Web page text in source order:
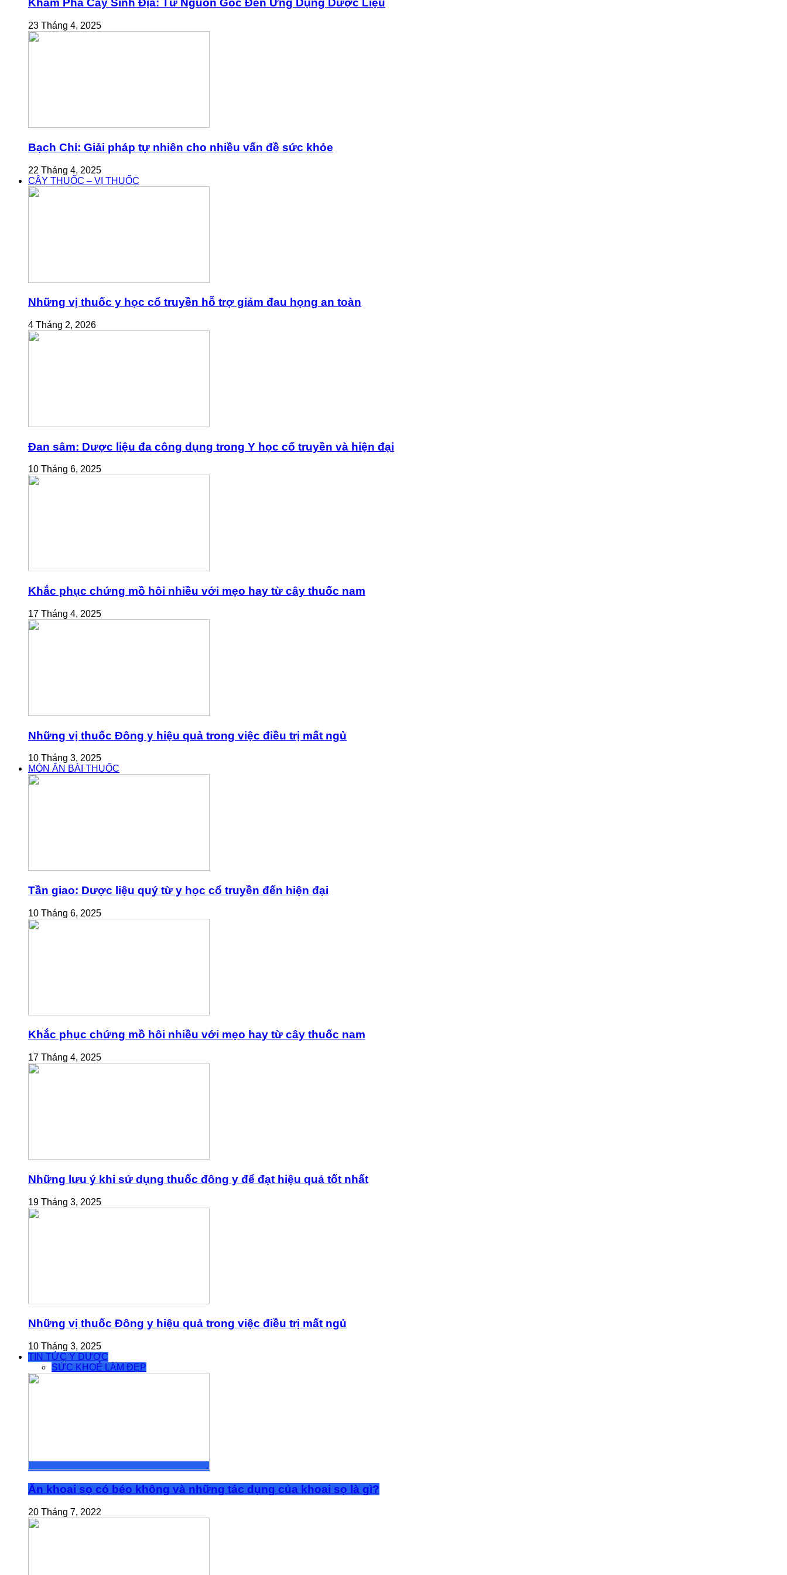
Khám Phá Cây Sinh Địa: Từ Nguồn Gốc Đến Ứng Dụng Dược Liệu
23 Tháng 4, 2025
Bạch Chỉ: Giải pháp tự nhiên cho nhiều vấn đề sức khỏe
22 Tháng 4, 2025
CÂY THUỐC – VỊ THUỐC
Những vị thuốc y học cổ truyền hỗ trợ giảm đau họng an toàn
4 Tháng 2, 2026
Đan sâm: Dược liệu đa công dụng trong Y học cổ truyền và hiện đại
10 Tháng 6, 2025
Khắc phục chứng mồ hôi nhiều với mẹo hay từ cây thuốc nam
17 Tháng 4, 2025
Những vị thuốc Đông y hiệu quả trong việc điều trị mất ngủ
10 Tháng 3, 2025
MÓN ĂN BÀI THUỐC
Tần giao: Dược liệu quý từ y học cổ truyền đến hiện đại
10 Tháng 6, 2025
Khắc phục chứng mồ hôi nhiều với mẹo hay từ cây thuốc nam
17 Tháng 4, 2025
Những lưu ý khi sử dụng thuốc đông y để đạt hiệu quả tốt nhất
19 Tháng 3, 2025
Những vị thuốc Đông y hiệu quả trong việc điều trị mất ngủ
10 Tháng 3, 2025
TIN TỨC Y DƯỢC
SỨC KHOẺ LÀM ĐẸP
Ăn khoai sọ có béo không và những tác dụng của khoai sọ là gì?
20 Tháng 7, 2022